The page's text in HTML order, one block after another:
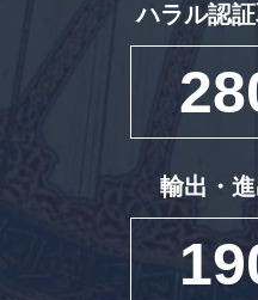
ハラル認
輸出・